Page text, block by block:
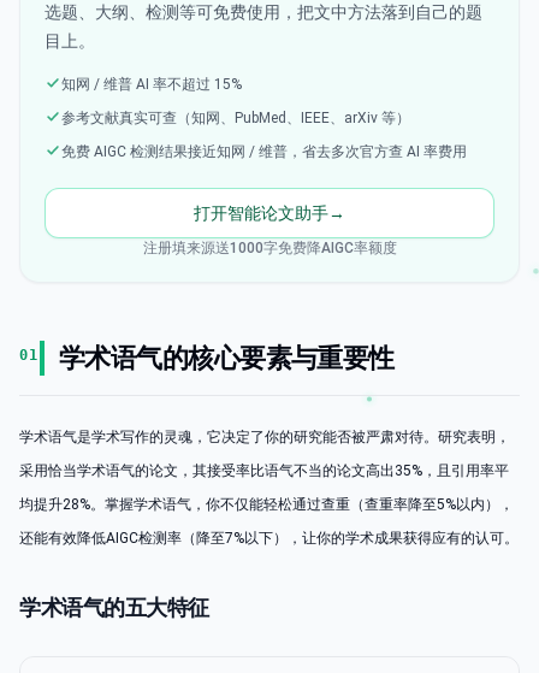
选题、大纲、检测等可免费使用，把文中方法落到自己的题
目上。
知网 / 维普 AI 率不超过 15%
参考文献真实可查（知网、PubMed、IEEE、arXiv 等）
免费 AIGC 检测结果接近知网 / 维普，省去多次官方查 AI 率费用
打开智能论文助手→
注册填来源送1000字免费降AIGC率额度
01 学术语气的核心要素与重要性
学术语气是学术写作的灵魂，它决定了你的研究能否被严肃对待。研究表明，
采用恰当学术语气的论文，其接受率比语气不当的论文高出35%，且引用率平
均提升28%。掌握学术语气，你不仅能轻松通过查重（查重率降至5%以内），
还能有效降低AIGC检测率（降至7%以下），让你的学术成果获得应有的认可。
学术语气的五大特征